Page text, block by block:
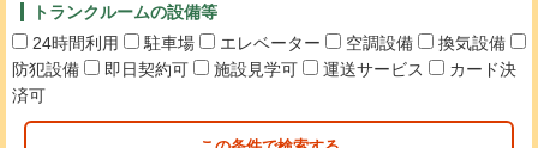
トランクルームの設備等
24時間利用
駐車場 エレベーター 空調設備
換気設備
防犯設備
即日契約可 施設見学可 運送サービス
カード決
済可